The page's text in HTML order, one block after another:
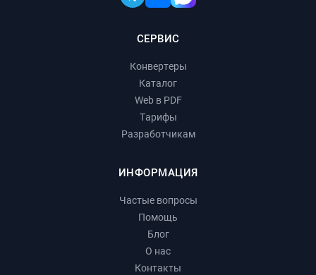
СЕРВИС
Конвертеры
Каталог
Web в PDF
Тарифы
Разработчикам
ИНФОРМАЦИЯ
Частые вопросы
Помощь
Блог
О нас
Контакты